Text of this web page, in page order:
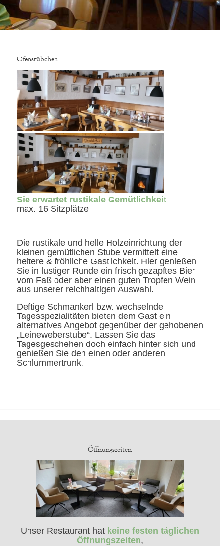
Ofenstübchen
Sie erwartet rustikale Gemütlichkeit
max. 16 Sitzplätze
Die rustikale und helle Holzeinrichtung der
kleinen gemütlichen Stube vermittelt eine
heitere & fröhliche Gastlichkeit. Hier genießen
Sie in lustiger Runde ein frisch gezapftes Bier
vom Faß oder aber einen guten Tropfen Wein
aus unserer reichhaltigen Auswahl.
Deftige Schmankerl bzw. wechselnde
Tagesspezialitäten bieten dem Gast ein
alternatives Angebot gegenüber der gehobenen
„Leineweberstube“. Lassen Sie das
Tagesgeschehen doch einfach hinter sich und
genießen Sie den einen oder anderen
Schlummertrunk.
Öffnungszeiten
Unser Restaurant hat keine festen täglichen
Öffnungszeiten,